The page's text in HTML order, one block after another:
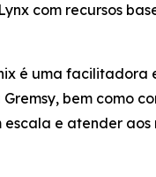
com recursos
é uma
bem como
e atender aos